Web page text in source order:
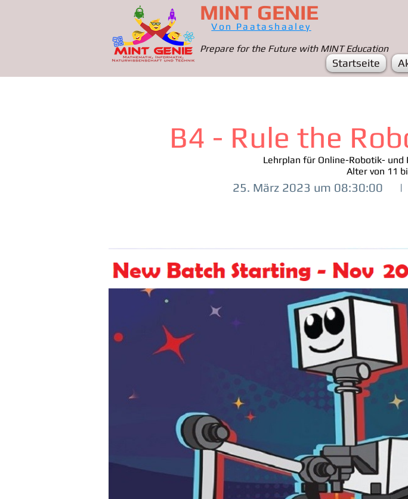
Startseite
MINT GENIE
Von Paatashaaley
Prepare for the Future with MINT Education
B4 - Rule the
Lehrplan für Online-Robotik-
Alter von 11
25. März 2023 um 08:30:00 |